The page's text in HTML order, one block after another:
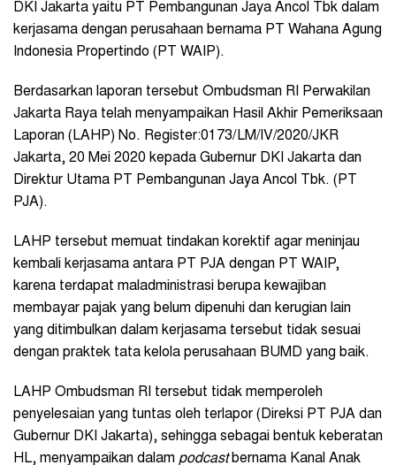
DKI Jakarta yaitu PT Pembangunan Jaya Ancol Tbk dalam
kerjasama dengan perusahaan bernama PT Wahana Agung
Indonesia Propertindo (PT WAIP).
Berdasarkan laporan tersebut Ombudsman RI Perwakilan
Jakarta Raya telah menyampaikan Hasil Akhir Pemeriksaan
Laporan (LAHP) No. Register:0173/LM/IV/2020/JKR
Jakarta, 20 Mei 2020 kepada Gubernur DKI Jakarta dan
Direktur Utama PT Pembangunan Jaya Ancol Tbk. (PT
PJA).
LAHP tersebut memuat tindakan korektif agar meninjau
kembali kerjasama antara PT PJA dengan PT WAIP,
karena terdapat maladministrasi berupa kewajiban
membayar pajak yang belum dipenuhi dan kerugian lain
yang ditimbulkan dalam kerjasama tersebut tidak sesuai
dengan praktek tata kelola perusahaan BUMD yang baik.
LAHP Ombudsman RI tersebut tidak memperoleh
penyelesaian yang tuntas oleh terlapor (Direksi PT PJA dan
Gubernur DKI Jakarta), sehingga sebagai bentuk keberatan
HL, menyampaikan dalam podcastbernama Kanal Anak